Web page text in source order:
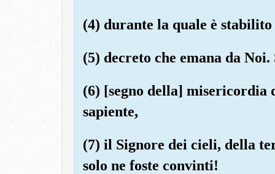
(4) durante la quale è
(5) decreto che emana da
(6) [segno della] misericordia
sapiente,
(7) il Signore dei cieli, della
solo ne foste convinti!